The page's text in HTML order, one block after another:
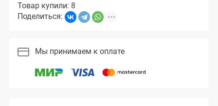
Товар купили: 8
Поделиться:
Мы принимаем к оплате